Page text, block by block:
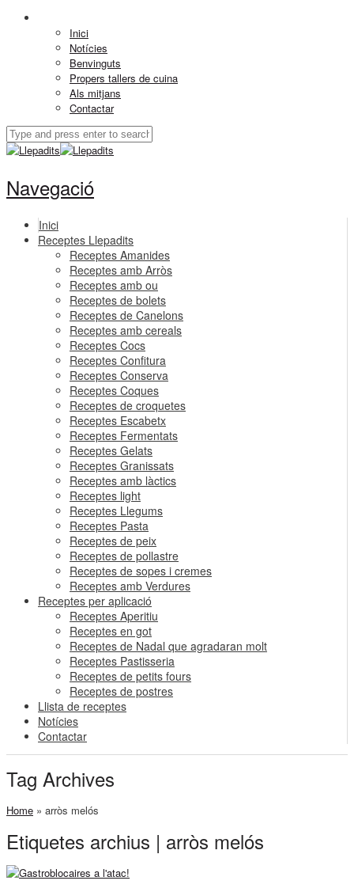
Inici
Notícies
Benvinguts
Propers tallers de cuina
Als mitjans
Contactar
Navegació
Inici
Receptes Llepadits
Receptes Amanides
Receptes amb Arròs
Receptes amb ou
Receptes de bolets
Receptes de Canelons
Receptes amb cereals
Receptes Cocs
Receptes Confitura
Receptes Conserva
Receptes Coques
Receptes de croquetes
Receptes Escabetx
Receptes Fermentats
Receptes Gelats
Receptes Granissats
Receptes amb làctics
Receptes light
Receptes Llegums
Receptes Pasta
Receptes de peix
Receptes de pollastre
Receptes de sopes i cremes
Receptes amb Verdures
Receptes per aplicació
Receptes Aperitiu
Receptes en got
Receptes de Nadal que agradaran molt
Receptes Pastisseria
Receptes de petits fours
Receptes de postres
Llista de receptes
Notícies
Contactar
Tag Archives
Home » arròs melós
Etiquetes archius | arròs melós